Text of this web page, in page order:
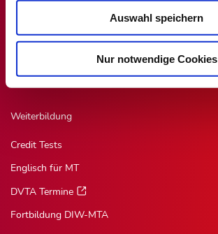
Auswahl speichern
Nur notwendige Cookies
Ansprechpartner
DVTA-Homepage
Weiterbildung
Credit Tests
Englisch für MT
DVTA Termine
Fortbildung DIW-MTA